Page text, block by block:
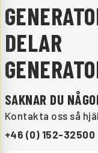
DELAR
SAKNAR DU
Kontakta oss så
+46 (0) 152-32500